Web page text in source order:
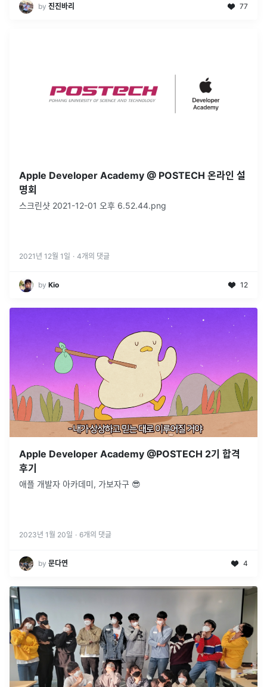
by 진진바리 77
Apple Developer Academy @ POSTECH 온라인 설
명회
스크린샷 2021-12-01 오후 6.52.44.png
2021년 12월 1일 · 4개의 댓글
by Kio 12
Apple Developer Academy @POSTECH 2기 합격
후기
애플 개발자 아카데미, 가보자구 😎
2023년 1월 20일 · 6개의 댓글
by 문다연 4